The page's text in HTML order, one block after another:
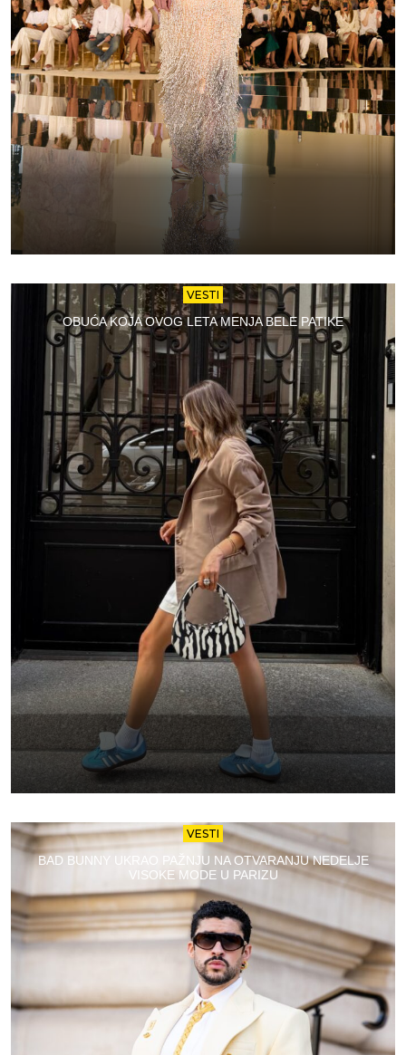
VESTI
OBUĆA KOJA OVOG LETA MENJA BELE PATIKE
VESTI
BAD BUNNY UKRAO PAŽNJU NA OTVARANJU NEDELJE
VISOKE MODE U PARIZU